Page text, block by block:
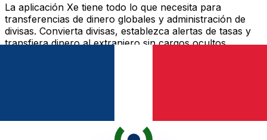
La aplicación Xe tiene todo lo que necesita para
transferencias de dinero globales y administración de
divisas. Convierta divisas, establezca alertas de tasas y
transfiera dinero al extranjero sin cargos ocultos.